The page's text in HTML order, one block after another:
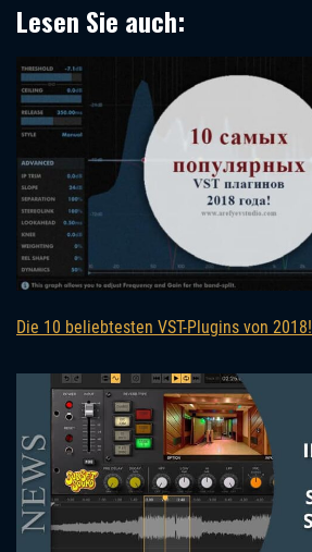
Lesen Sie auch:
Die 10 beliebtesten VST-Plugins von 2018!